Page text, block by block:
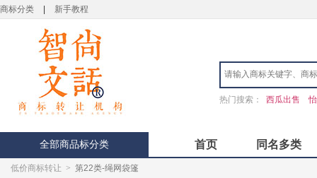
商标分类 新手教程
热门搜索： 西瓜出售
全部商品标分类 首页 同名多类
低价商标转让 > 第22类-绳网袋篷